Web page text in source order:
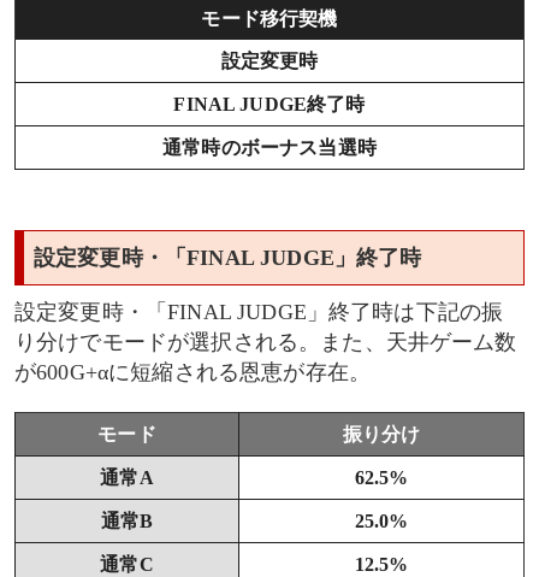
モード移行契機
設定変更時
FINAL JUDGE終了時
通常時のボーナス当選時
設定変更時・「FINAL JUDGE」終了時
設定変更時・「FINAL JUDGE」終了時は下記の振
り分けでモードが選択される。また、天井ゲーム数
が600G+αに短縮される恩恵が存在。
モード 振り分け
通常A 62.5%
通常B 25.0%
通常C 12.5%